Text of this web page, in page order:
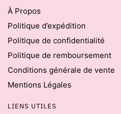
À Propos
Politique d’expédition
Politique de confidentialité
Politique de remboursement
Conditions générale de vente
Mentions Légales
LIENS UTILES